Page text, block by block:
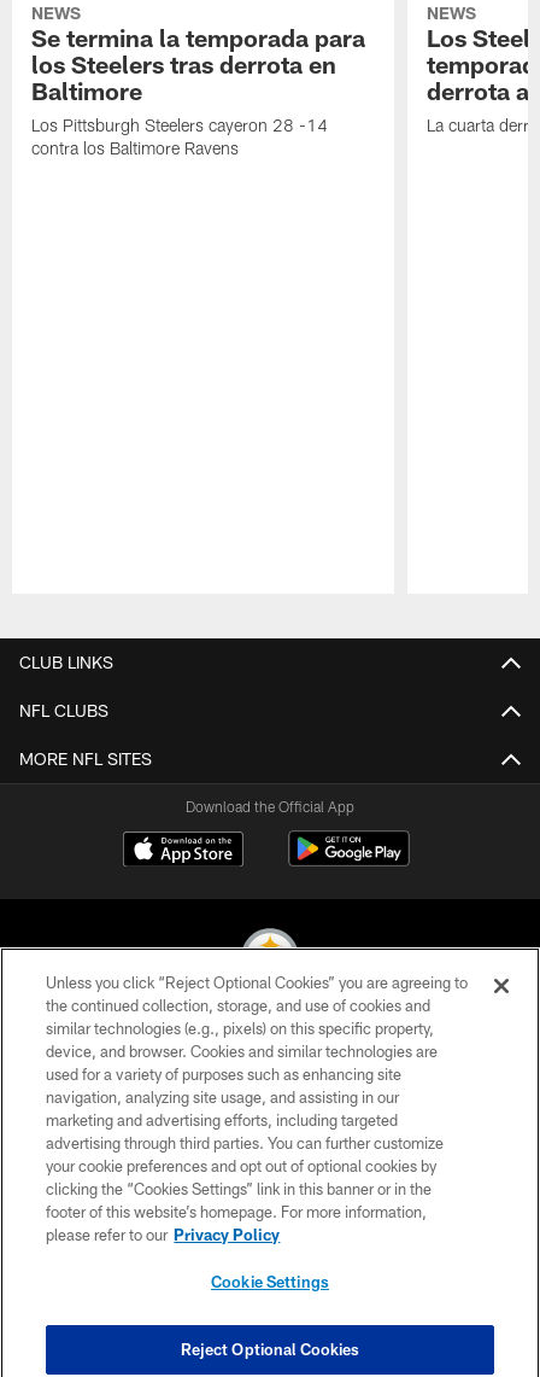
NEWS
Se termina la temporada para
los Steelers tras derrota en
Baltimore
Los Pittsburgh Steelers cayeron 28 -14
contra los Baltimore Ravens
NEWS
Los
derrota
La cuarta
CLUB LINKS
NFL CLUBS
MORE NFL SITES
Download the Official App
© 2026 Pittsburgh Steelers. All Rights Reserved
PRIVACY POLICY
TERMS OF USE
ACCESSIBILITY
CONTACT US
SITE MAP
COOKIE SETTINGS
Unless you click “Reject Optional Cookies” you are agreeing to
the continued collection, storage, and use of cookies and
similar technologies (e.g., pixels) on this specific property,
device, and browser. Cookies and similar technologies are
used for a variety of purposes such as enhancing site
navigation, analyzing site usage, and assisting in our
marketing and advertising efforts, including targeted
advertising through third parties. You can further customize
your cookie preferences and opt out of optional cookies by
clicking the “Cookies Settings” link in this banner or in the
footer of this website’s homepage. For more information,
please refer to our Privacy Policy
Cookie Settings
Reject Optional Cookies